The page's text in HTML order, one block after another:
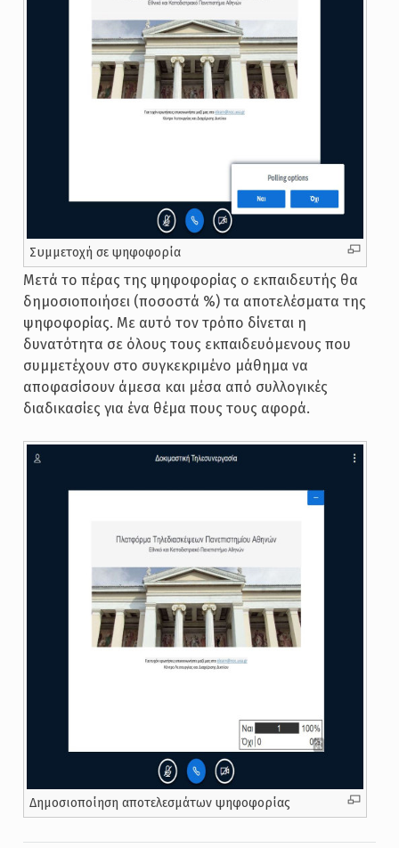
Συμμετοχή σε ψηφοφορία
Μετά το πέρας της ψηφοφορίας ο εκπαιδευτής θα
δημοσιοποιήσει (ποσοστά %) τα αποτελέσματα της
ψηφοφορίας. Με αυτό τον τρόπο δίνεται η
δυνατότητα σε όλους τους εκπαιδευόμενους που
συμμετέχουν στο συγκεκριμένο μάθημα να
αποφασίσουν άμεσα και μέσα από συλλογικές
διαδικασίες για ένα θέμα πους τους αφορά.
Δημοσιοποίηση αποτελεσμάτων ψηφοφορίας